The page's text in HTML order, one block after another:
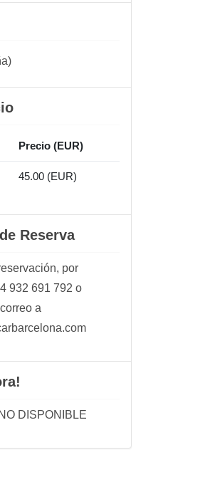
Precio (EUR)
45.00 (EUR)
Reserva
por
932 691 792 o
a
DISPONIBLE